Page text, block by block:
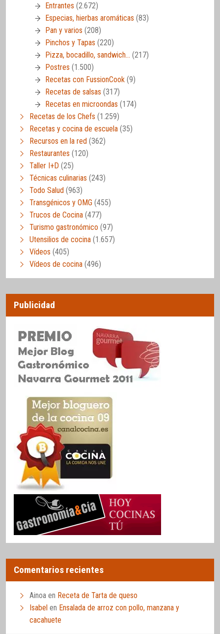
Entrantes (2.672)
Especias, hierbas aromáticas (83)
Pan y varios (208)
Pinchos y Tapas (220)
Pizza, bocadillo, sandwich… (217)
Postres (1.500)
Recetas con FussionCook (9)
Recetas de salsas (317)
Recetas en microondas (174)
Recetas de los Chefs (1.259)
Recetas y cocina de escuela (35)
Recursos en la red (362)
Restaurantes (120)
Taller I+D (25)
Técnicas culinarias (243)
Todo Salud (963)
Transgénicos y OMG (455)
Trucos de Cocina (477)
Turismo gastronómico (97)
Utensilios de cocina (1.657)
Vídeos (405)
Vídeos de cocina (496)
Publicidad
Comentarios recientes
Ainoa en Receta de Tarta de queso
Isabel en Ensalada de arroz con pollo, manzana y
cacahuete